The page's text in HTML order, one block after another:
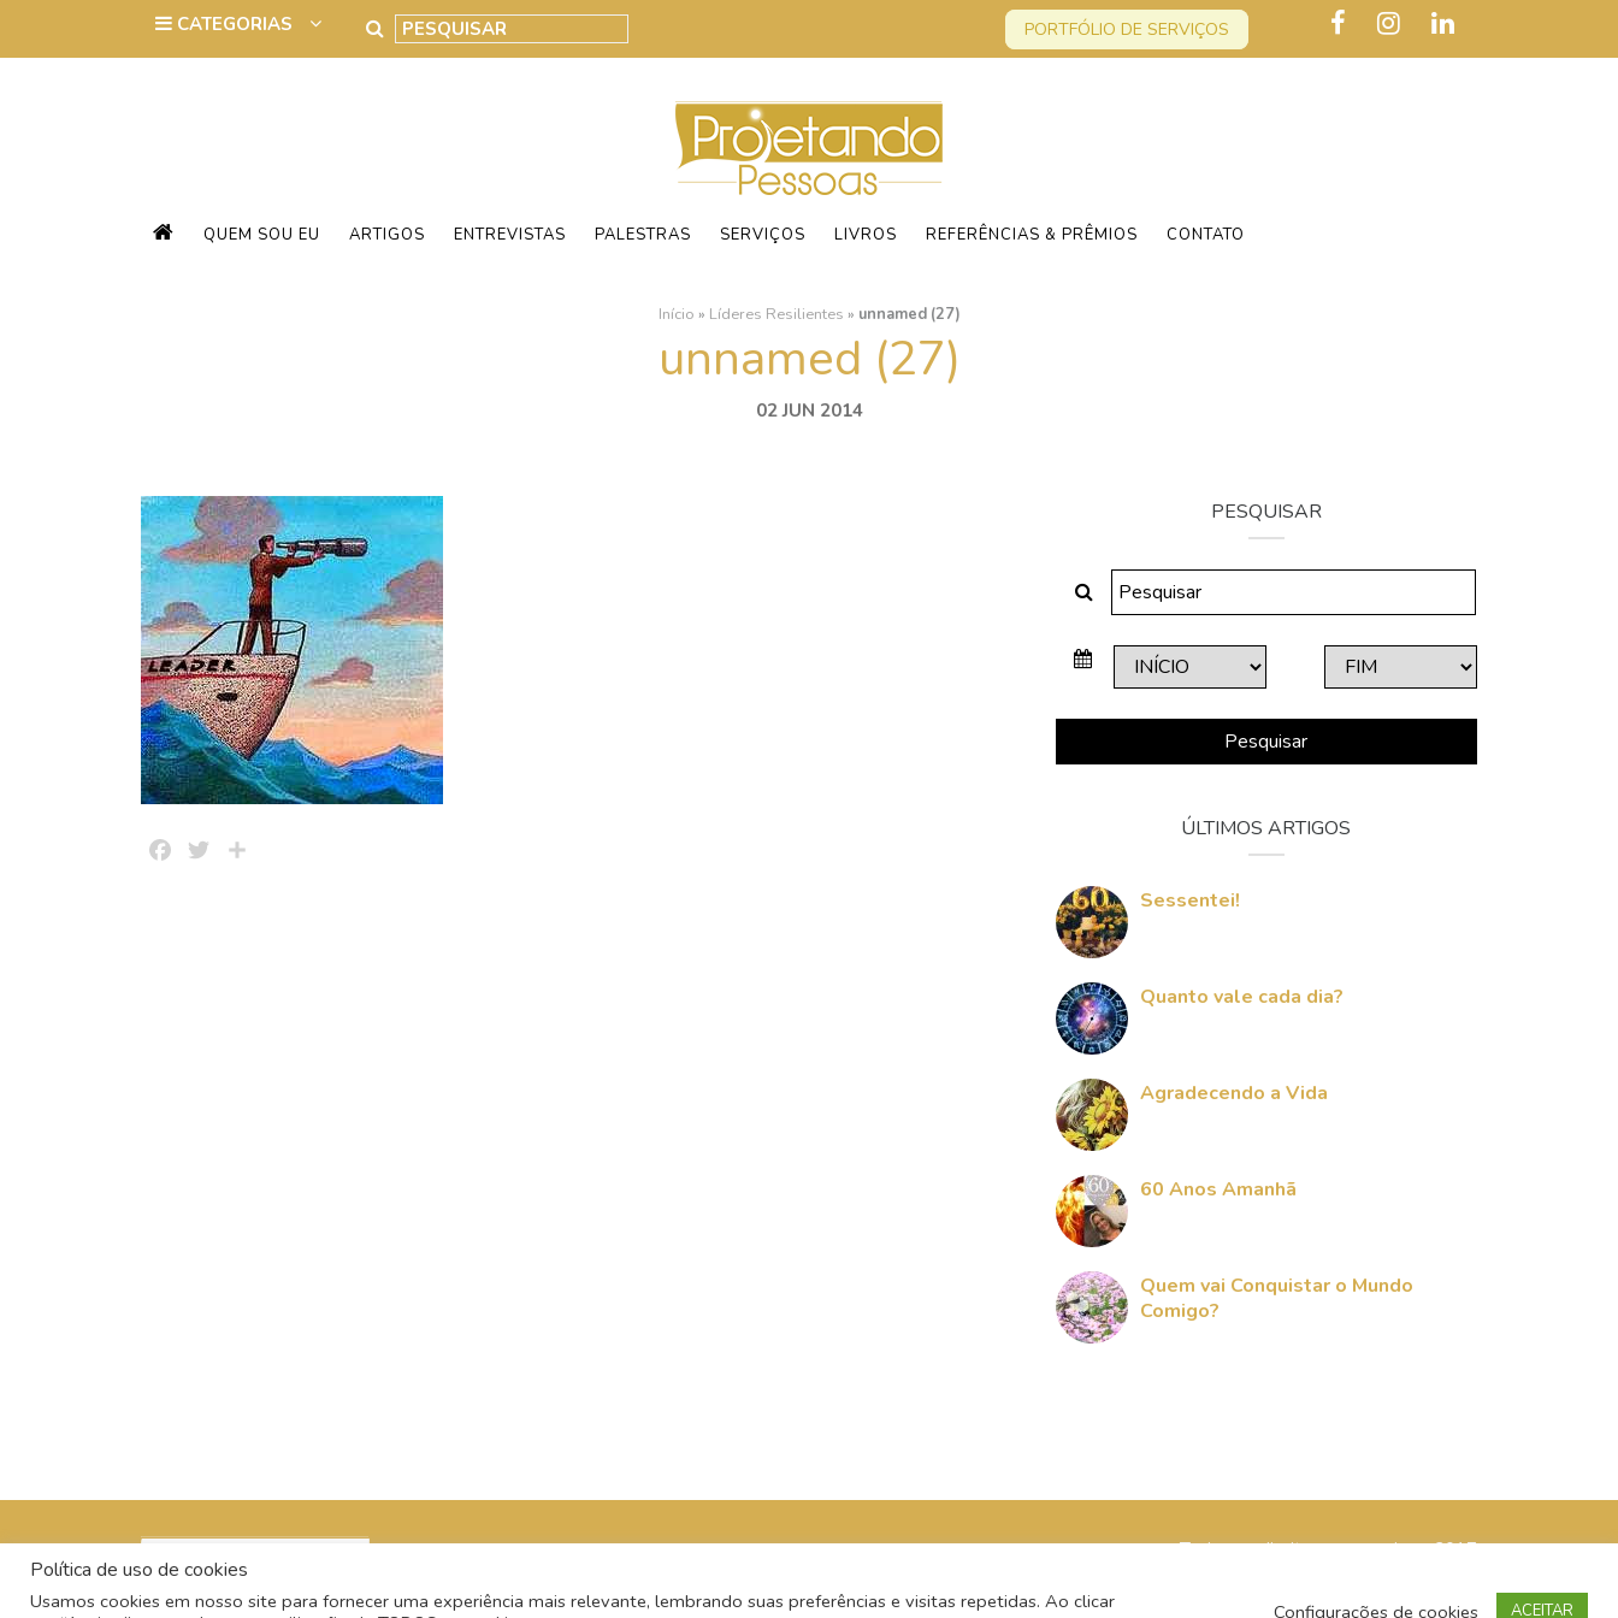
PORTFÓLIO DE SERVIÇOS
QUEM SOU EU ARTIGOS ENTREVISTAS PALESTRAS SERVIÇOS LIVROS REFERÊNCIAS & PRÊMIOS CONTATO
Início » Líderes Resilientes » unnamed (27)
unnamed (27)
02 JUN 2014
FacebookTwitter
PESQUISAR
Pesquisar
ÚLTIMOS ARTIGOS
Sessentei!
Quanto vale cada dia?
Agradecendo a Vida
60 Anos Amanhã
Quem vai Conquistar o Mundo
Comigo?
Todos os direitos reservados - 2017
Política de uso de cookies
Usamos cookies em nosso site para fornecer uma experiência mais relevante, lembrando suas preferências e visitas repetidas. Ao clicar
Configurações de cookies ACEITAR